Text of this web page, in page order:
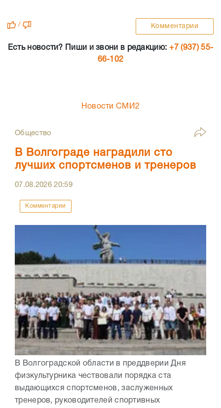
/ Комментарии
Есть новости? Пиши и звони в редакцию: +7 (937) 55-
66-102
Новости СМИ2
Общество
В Волгограде наградили сто
лучших спортсменов и тренеров
07.08.202620:59
Комментарии
В Волгоградской области в преддверии Дня
физкультурника чествовали порядка ста
выдающихся спортсменов, заслуженных
тренеров, руководителей спортивных